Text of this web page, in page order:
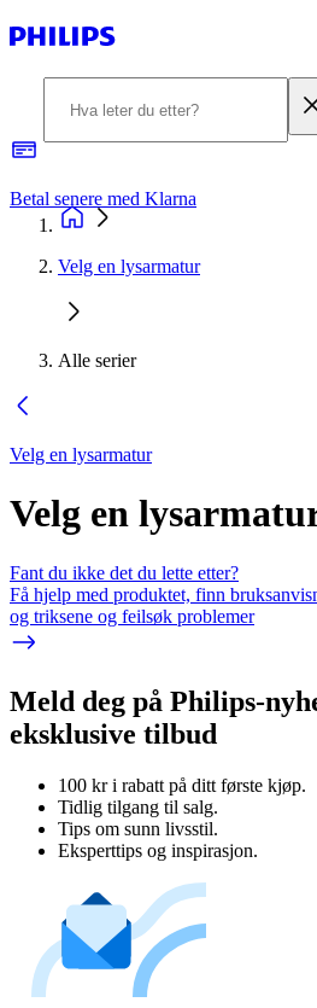
Betal senere med Klarna
Velg en lysarmatur
Alle serier
Velg en lysarmatur
Velg en
Fant du ikke det du lette etter?
Få hjelp med produktet, finn
og triksene og feilsøk problemer
Meld deg på Philips-
eksklusive tilbud
100 kr i rabatt på ditt første kjøp.
Tidlig tilgang til salg.
Tips om sunn livsstil.
Eksperttips og inspirasjon.